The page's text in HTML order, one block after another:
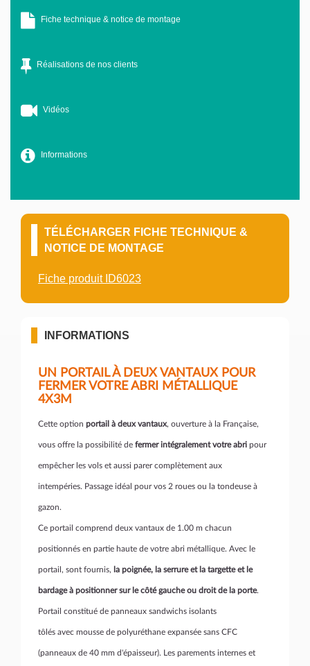
Fiche technique & notice de montage
Réalisations de nos clients
Vidéos
Informations
TÉLÉCHARGER FICHE TECHNIQUE &
NOTICE DE MONTAGE
Fiche produit ID6023
INFORMATIONS
UN PORTAIL À DEUX VANTAUX POUR
FERMER VOTRE ABRI MÉTALLIQUE
4X3M
Cette option portail à deux vantaux, ouverture à la Française,
vous offre la possibilité de fermer intégralement votre abri pour
empêcher les vols et aussi parer complètement aux
intempéries. Passage idéal pour vos 2 roues ou la tondeuse à
gazon.
Ce portail comprend deux vantaux de 1.00 m chacun
positionnés en partie haute de votre abri métallique. Avec le
portail, sont fournis, la poignée, la serrure et la targette et le
bardage à positionner sur le côté gauche ou droit de la porte.
Portail constitué de panneaux sandwichs isolants
tôlés avec mousse de polyuréthane expansée sans CFC
(panneaux de 40 mm d'épaisseur). Les parements internes et